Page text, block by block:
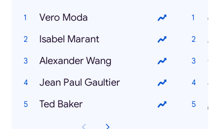
Vero Moda
Isabel Marant
Alexander Wang
Jean Paul Gaultier
Ted Baker